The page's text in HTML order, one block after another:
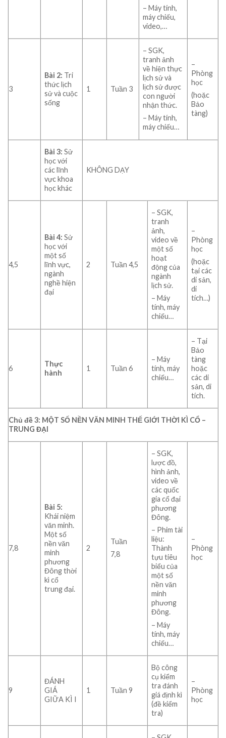
– Máy tính,
máy chiếu,
video,…
3
Bài 2: Tri
thức lịch
sử và cuộc
sống
1 Tuần 3
– SGK,
tranh ảnh
về hiện thực
lịch sử và
lịch sử được
con người
nhận thức.
– Máy tính,
máy chiếu…
–
Phòng
học
(hoặc
Bảo
tàng)
Bài 3: Sử
học với
các lĩnh
vực khoa
học khác
KHÔNG DẠY
4,5
Bài 4: Sử
học với
một số
lĩnh vực,
ngành
nghề hiện
đại
2 Tuần 4,5
– SGK,
tranh
ảnh,
video về
một số
hoạt
động của
ngành
lịch sử.
– Máy
tính, máy
chiếu…
–
Phòng
học
(hoặc
tại các
di sản,
di
tích…)
6
Thực
hành
1 Tuần 6
– Máy
tính, máy
chiếu…
– Tại
Bảo
tàng
hoặc
các di
sản, di
tích.
Chủ đề 3: MỘT SỐ NỀN VĂN MINH THẾ GIỚI THỜI KÌ CỔ –
TRUNG ĐẠI
7,8
Bài 5:
Khái niệm
văn minh.
Một số
nền văn
minh
phương
Đông thời
kì cổ
trung đại.
2
Tuần
7,8
– SGK,
lược đồ,
hình ảnh,
video về
các quốc
gia cổ đại
phương
Đông.
– Phim tài
liệu:
Thành
tựu tiêu
biểu của
một số
nền văn
minh
phương
Đông.
– Máy
tính, máy
chiếu…
–
Phòng
học
9
ĐÁNH
GIÁ
GIỮA KÌ I
1 Tuần 9
Bộ công
cụ kiểm
tra đánh
giá định kì
(đề kiểm
tra)
–
Phòng
học